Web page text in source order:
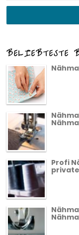
BELIEBTESTE
Profi